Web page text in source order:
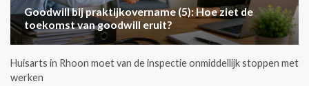
Goodwill bij praktijkovername (5): Hoe ziet de
toekomst van goodwill eruit?
Huisarts in Rhoon moet van de inspectie onmiddellijk stoppen met
werken